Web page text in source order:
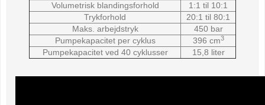
Volumetrisk blandingsforhold
1:1 til 10:1
Trykforhold
20:1 til 80:1
Maks. arbejdstryk
450 bar
Pumpekapacitet per cyklus
396 cm3
Pumpekapacitet ved 40 cyklusser 15,8 liter